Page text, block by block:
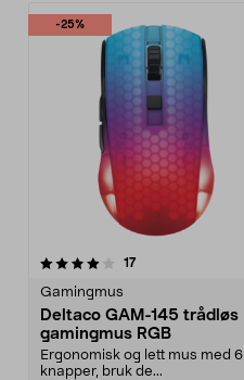
-25%
17anmeldelser
Gamingmus
Deltaco GAM-145 trådløs
gamingmus RGB
Ergonomisk og lett mus med 6
knapper, bruk de...